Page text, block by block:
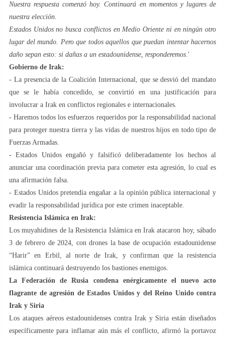
Nuestra respuesta comenzó hoy. Continuará en momentos y lugares de
nuestra elección.
Estados Unidos no busca conflictos en Medio Oriente ni en ningún otro
lugar del mundo. Pero que todos aquellos que puedan intentar hacernos
daño sepan esto: si dañas a un estadounidense, responderemos.'
Gobierno de Irak:
- La presencia de la Coalición Internacional, que se desvió del mandato
que se le había concedido, se convirtió en una justificación para
involucrar a Irak en conflictos regionales e internacionales.
- Haremos todos los esfuerzos requeridos por la responsabilidad nacional
para proteger nuestra tierra y las vidas de nuestros hijos en todo tipo de
Fuerzas Armadas.
- Estados Unidos engañó y falsificó deliberadamente los hechos al
anunciar una coordinación previa para cometer esta agresión, lo cual es
una afirmación falsa.
- Estados Unidos pretendía engañar a la opinión pública internacional y
evadir la responsabilidad jurídica por este crimen inaceptable.
Resistencia Islámica en Irak:
Los muyahidines de la Resistencia Islámica en Irak atacaron hoy, sábado
3 de febrero de 2024, con drones la base de ocupación estadounidense
“Harir” en Erbil, al norte de Irak, y confirman que la resistencia
islámica continuará destruyendo los bastiones enemigos.
La Federación de Rusia condena enérgicamente el nuevo acto
flagrante de agresión de Estados Unidos y del Reino Unido contra
Irak y Siria
Los ataques aéreos estadounidenses contra Irak y Siria están diseñados
específicamente para inflamar aún más el conflicto, afirmó la portavoz